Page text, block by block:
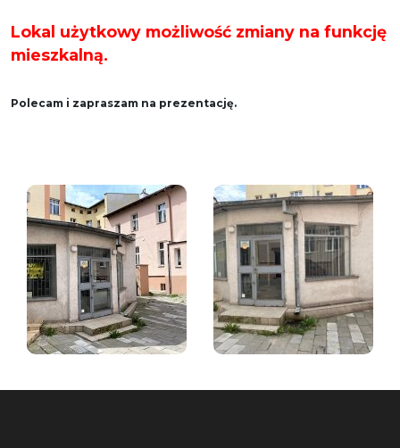
Lokal użytkowy możliwość zmiany na funkcję
mieszkalną.
Polecam i zapraszam na prezentację.